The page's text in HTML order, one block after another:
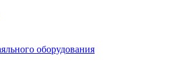
оборудования